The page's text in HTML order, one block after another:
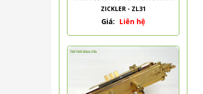
ZICKLER - ZL31
Giá: Liên hệ